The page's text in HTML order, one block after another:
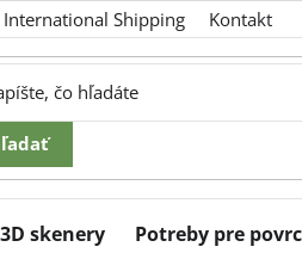
International Shipping Kontakt
3D skenery Potreby pre